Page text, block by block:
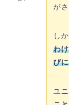
が
しか
わ
び
ユ